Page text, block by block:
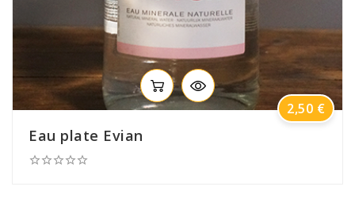
Eau plate Evian

Prix
2,50 €